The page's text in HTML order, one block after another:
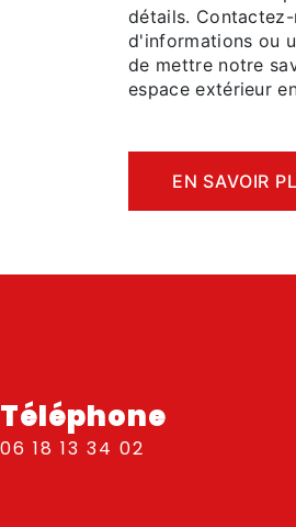
détails.
d'informations ou
de mettre notre
espace extérieur
EN SAVOIR
Téléphone
06 18 13 34 02